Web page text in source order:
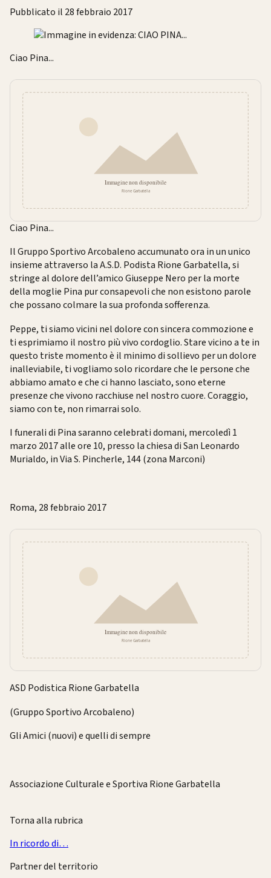
Pubblicato il 28 febbraio 2017
Ciao Pina...
Ciao Pina...
Il Gruppo Sportivo Arcobaleno accumunato ora in un unico
insieme attraverso la A.S.D. Podista Rione Garbatella, si
stringe al dolore dell’amico Giuseppe Nero per la morte
della moglie Pina pur consapevoli che non esistono parole
che possano colmare la sua profonda sofferenza.
Peppe, ti siamo vicini nel dolore con sincera commozione e
ti esprimiamo il nostro più vivo cordoglio. Stare vicino a te in
questo triste momento è il minimo di sollievo per un dolore
inalleviabile, ti vogliamo solo ricordare che le persone che
abbiamo amato e che ci hanno lasciato, sono eterne
presenze che vivono racchiuse nel nostro cuore. Coraggio,
siamo con te, non rimarrai solo.
I funerali di Pina saranno celebrati domani, mercoledì 1
marzo 2017 alle ore 10, presso la chiesa di San Leonardo
Murialdo, in Via S. Pincherle, 144 (zona Marconi)
Roma, 28 febbraio 2017
ASD Podistica Rione Garbatella
(Gruppo Sportivo Arcobaleno)
Gli Amici (nuovi) e quelli di sempre
Associazione Culturale e Sportiva Rione Garbatella
Torna alla rubrica
In ricordo di…
Partner del territorio